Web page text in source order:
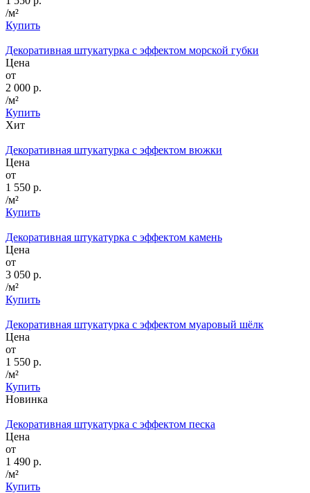
/м²
Купить
Декоративная штукатурка с эффектом морской губки
Цена
от
2 000 р.
/м²
Купить
Хит
Декоративная штукатурка с эффектом вюжки
Цена
от
1 550 р.
/м²
Купить
Декоративная штукатурка с эффектом камень
Цена
от
3 050 р.
/м²
Купить
Декоративная штукатурка с эффектом муаровый шёлк
Цена
от
1 550 р.
/м²
Купить
Новинка
Декоративная штукатурка с эффектом песка
Цена
от
1 490 р.
/м²
Купить